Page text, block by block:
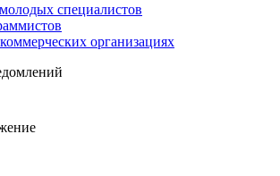
специалистов
организациях